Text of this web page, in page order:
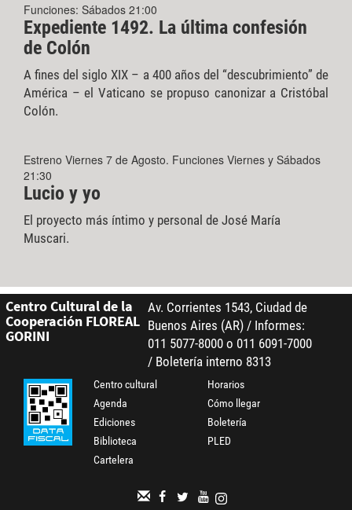
Funciones: Sábados 21:00
Expediente 1492. La última confesión
de Colón
A fines del siglo XIX – a 400 años del “descubrimiento” de
América – el Vaticano se propuso canonizar a Cristóbal
Colón.
Estreno Viernes 7 de Agosto. Funciones Viernes y Sábados
21:30
Lucio y yo
El proyecto más íntimo y personal de José María
Muscari.
Centro Cultural de la
Cooperación FLOREAL
GORINI
Av. Corrientes 1543, Ciudad de
Buenos Aires (AR) / Informes:
011 5077-8000 o 011 6091-7000
/ Boletería interno 8313
Centro cultural
Agenda
Ediciones
Biblioteca
Cartelera
Horarios
Cómo llegar
Boletería
PLED